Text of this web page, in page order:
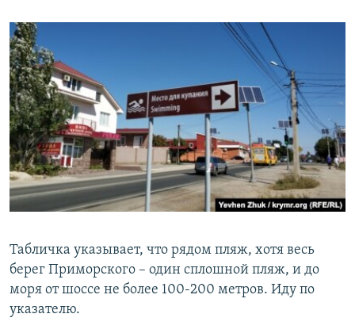
Табличка указывает, что рядом пляж, хотя весь
берег Приморского – один сплошной пляж, и до
моря от шоссе не более 100-200 метров. Иду по
указателю.